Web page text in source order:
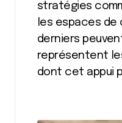
stratégies
les espaces
derniers
représentent
dont cet appui